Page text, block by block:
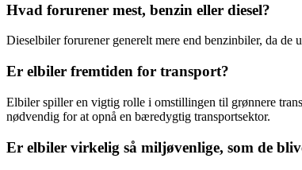
Hvad forurener mest, benzin eller diesel?
Dieselbiler forurener generelt mere end benzinbiler, da
Er elbiler fremtiden for transport?
Elbiler spiller en vigtig rolle i omstillingen til grønnere
nødvendig for at opnå en bæredygtig transportsektor.
Er elbiler virkelig så miljøvenlige, som de